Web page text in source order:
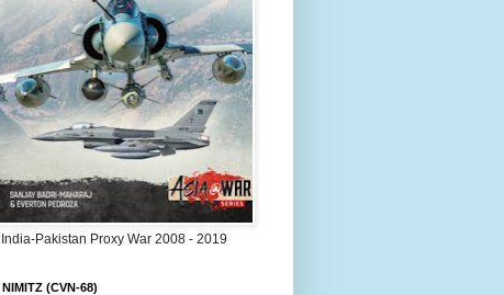
Pakistan Proxy War 2008 - 2019
NIMITZ (CVN-68)